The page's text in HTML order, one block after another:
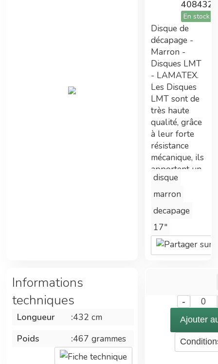
Tarifs préférentiels
Adhérent Econeto, vous avez participé au
financement de cette centrale vous permettant
maintenant de bénéficier de prix avantageux.
Double gains
En plus des tarifs préférentiels, commander
sur la centrale d'achat permet également
d'améliorer les technologies Econeto
408432
En stock
Disque de
décapage -
Marron -
Disques LMT
- LAMATEX.
Les Disques
LMT sont de
très haute
qualité, grâce
à leur forte
résistance
mécanique, ils
apportent un
résultat
optimal et
une longévité
accrue. Disque
utilisé pour
les décapages
à sec ou
150 - 250
RPM. Vendu à
disque
marron
decapage
17"
Informations
techniques
Longueur :432 cm
Poids
:467 grammes
Fiche technique
- 0
Ajouter